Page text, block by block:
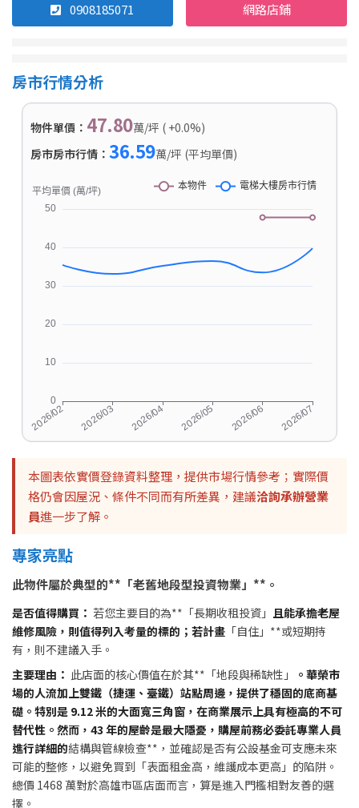
0908185071 網路店鋪
房市行情分析
物件單價： 47.80萬/坪 ( +0.0%)
房市房市行情： 36.59萬/坪 (平均單價)
本圖表依實價登錄資料整理，提供市場行情參考；實際價
格仍會因屋況、條件不同而有所差異，建議洽詢承辦營業
員進一步了解。
專家亮點
此物件屬於典型的**「老舊地段型投資物業」**。
是否值得購買： 若您主要目的為**「長期收租投資」 且能承擔老屋
維修風險，則值得列入考量的標的；若計畫 「自住」**或短期持
有，則不建議入手。
主要理由： 此店面的核心價值在於其**「地段與稀缺性」
。華榮市
場的人流加上雙鐵（捷運、臺鐵）站點周邊，提供了穩固的底商基
礎。特別是 9.12 米的大面寬三角窗，在商業展示上具有極高的不可
替代性。然而，43 年的屋齡是最大隱憂，購屋前務必委託專業人員
進行詳細的結構與管線檢查**，並確認是否有公設基金可支應未來
可能的整修，以避免買到「表面租金高，維護成本更高」的陷阱。
總價 1468 萬對於高雄市區店面而言，算是進入門檻相對友善的選
擇。